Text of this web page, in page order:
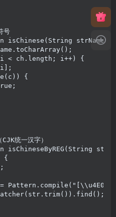
号
isChinese(String strName) {
< ch.length; i++) {
{
统一汉字）
isChineseByREG(String str)
{
Pattern.compile("[\\u4E00-